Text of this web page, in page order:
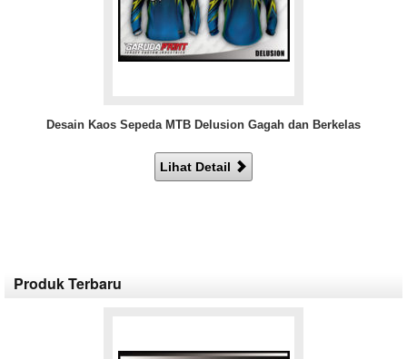
Desain Kaos Sepeda MTB Delusion Gagah dan Berkelas
Lihat Detail
Produk Terbaru